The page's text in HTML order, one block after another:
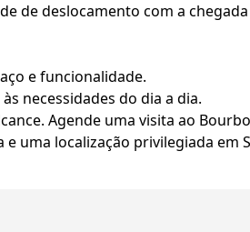
de deslocamento com a
e funcionalidade.
necessidades do dia a dia.
Agende uma visita ao
uma localização privilegiada em